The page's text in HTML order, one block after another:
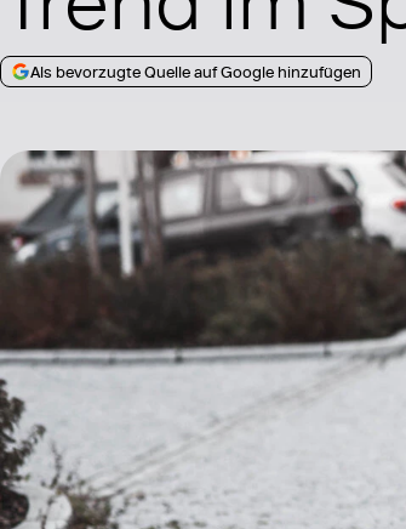
Als bevorzugte Quelle auf Google hinzufügen